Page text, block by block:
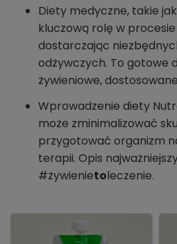
Diety medyczne, takie
kluczową rolę w
dostarczając
odżywczych. To gotowe
żywieniowe,
Wprowadzenie diety
może zminimalizować
przygotować organizm
terapii. Opis
#żywienietoleczenie.